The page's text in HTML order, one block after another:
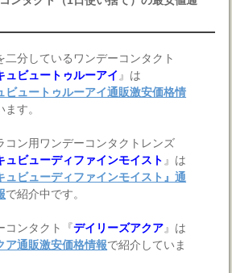
二分しているワンデーコンタクト
ュビュートゥルーアイ 』は
ビュートゥルーアイ通販激安価格情
す。
コン用ワンデーコンタクトレンズ
ュビューディファインモイスト 』は
ュビューディファインモイスト』通
で紹介中です。
コンタクト『デイリーズアクア』は
ア通販激安価格情報で紹介していま